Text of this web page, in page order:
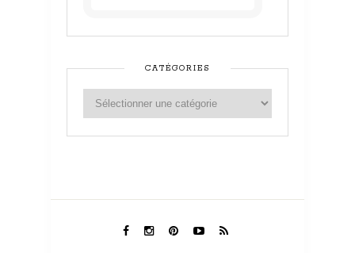
CATÉGORIES